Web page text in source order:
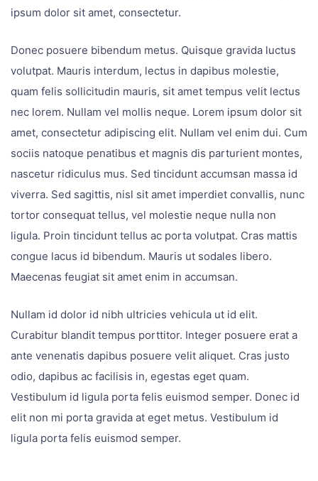
ipsum dolor sit amet, consectetur.
Donec posuere bibendum metus. Quisque gravida luctus
volutpat. Mauris interdum, lectus in dapibus molestie,
quam felis sollicitudin mauris, sit amet tempus velit lectus
nec lorem. Nullam vel mollis neque. Lorem ipsum dolor sit
amet, consectetur adipiscing elit. Nullam vel enim dui. Cum
sociis natoque penatibus et magnis dis parturient montes,
nascetur ridiculus mus. Sed tincidunt accumsan massa id
viverra. Sed sagittis, nisl sit amet imperdiet convallis, nunc
tortor consequat tellus, vel molestie neque nulla non
ligula. Proin tincidunt tellus ac porta volutpat. Cras mattis
congue lacus id bibendum. Mauris ut sodales libero.
Maecenas feugiat sit amet enim in accumsan.
Nullam id dolor id nibh ultricies vehicula ut id elit.
Curabitur blandit tempus porttitor. Integer posuere erat a
ante venenatis dapibus posuere velit aliquet. Cras justo
odio, dapibus ac facilisis in, egestas eget quam.
Vestibulum id ligula porta felis euismod semper. Donec id
elit non mi porta gravida at eget metus. Vestibulum id
ligula porta felis euismod semper.